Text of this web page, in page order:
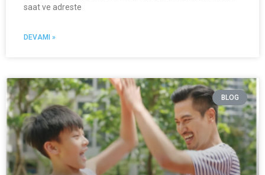
saat ve adreste
DEVAMI »
BLOG